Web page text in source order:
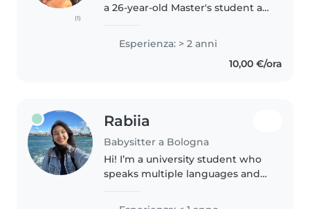
(1)
a 26-year-old Master's student at
caring, and patient person who
truly enjoys spending time with..
Esperienza: > 2 anni
10,00 €/ora
Rabiia
Babysitter a Bologna
Hi! I’m a university student who
speaks multiple languages and
I’m responsible, caring, and